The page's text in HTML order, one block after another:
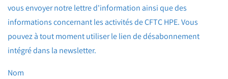
vous envoyer notre lettre d'information ainsi que des
informations concernant les activités de CFTC HPE. Vous
pouvez à tout moment utiliser le lien de désabonnement
intégré dans la newsletter.
Nom